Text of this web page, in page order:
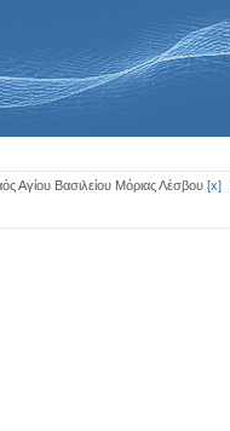
Αγίου Βασιλείου Μόριας Λέσβου [x]